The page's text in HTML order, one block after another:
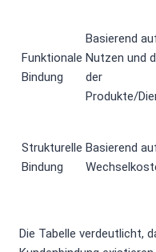
Funktionale
Bindung
Basierend
Nutzen und
der
Produkte/
Strukturelle
Bindung
Basierend
Die Tabelle verdeutlicht,